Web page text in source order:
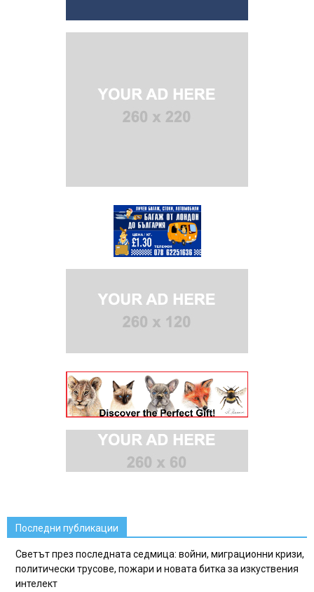
Последни публикации
Светът през последната седмица: войни, миграционни кризи,
политически трусове, пожари и новата битка за изкуствения
интелект